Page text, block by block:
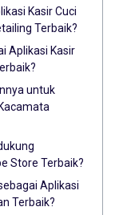
Kasir Cuci
Terbaik?
Aplikasi Kasir
untuk
Store Terbaik?
Aplikasi
Terbaik?